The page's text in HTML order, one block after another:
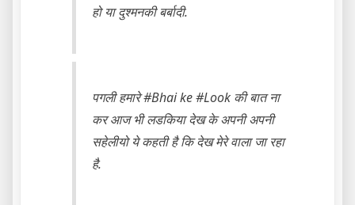
हो या दुश्मनकी बर्बादी.
पगली हमारे #Bhai ke #Look की­ बात ना
कर आज भी लडकिया देख के अपनी अपनी
सहेलीयो ये कहती है कि देख मेरे वाला जा रहा
है.